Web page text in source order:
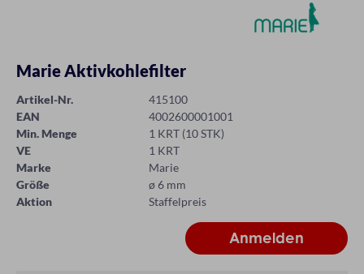
Marie Aktivkohlefilter
Artikel-Nr.
415100
EAN
4002600001001
Min. Menge
1 KRT (10 STK)
VE
1 KRT
Marke
Marie
Größe
ø 6 mm
Aktion
Staffelpreis